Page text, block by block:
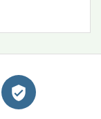
verified_user